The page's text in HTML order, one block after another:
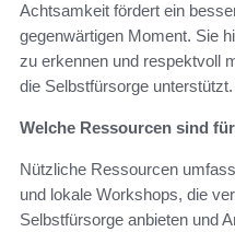
Achtsamkeit fördert ein
gegenwärtigen Moment. Sie
zu erkennen und respektvoll
die Selbstfürsorge unterstützt.
Welche Ressourcen sind
Nützliche Ressourcen
und lokale Workshops, die
Selbstfürsorge anbieten und